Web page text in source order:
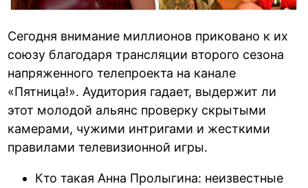
Сегодня внимание миллионов приковано к их
союзу благодаря трансляции второго сезона
напряженного телепроекта на канале
«Пятница!». Аудитория гадает, выдержит ли
этот молодой альянс проверку скрытыми
камерами, чужими интригами и жесткими
правилами телевизионной игры.
Кто такая Анна Пролыгина: неизвестные